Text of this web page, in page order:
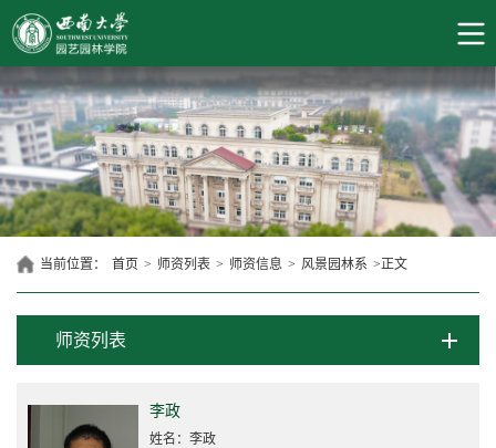
当前位置： 首页 > 师资列表 > 师资信息 > 风景园林系 >正文
师资列表
李政
姓名：李政